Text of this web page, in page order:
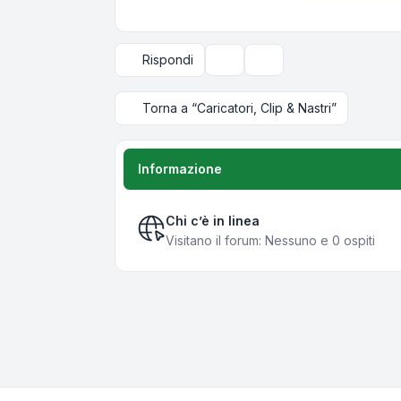
Rispondi
Torna a “Caricatori, Clip & Nastri”
Informazione
Chi c’è in linea
Visitano il forum: Nessuno e 0 ospiti